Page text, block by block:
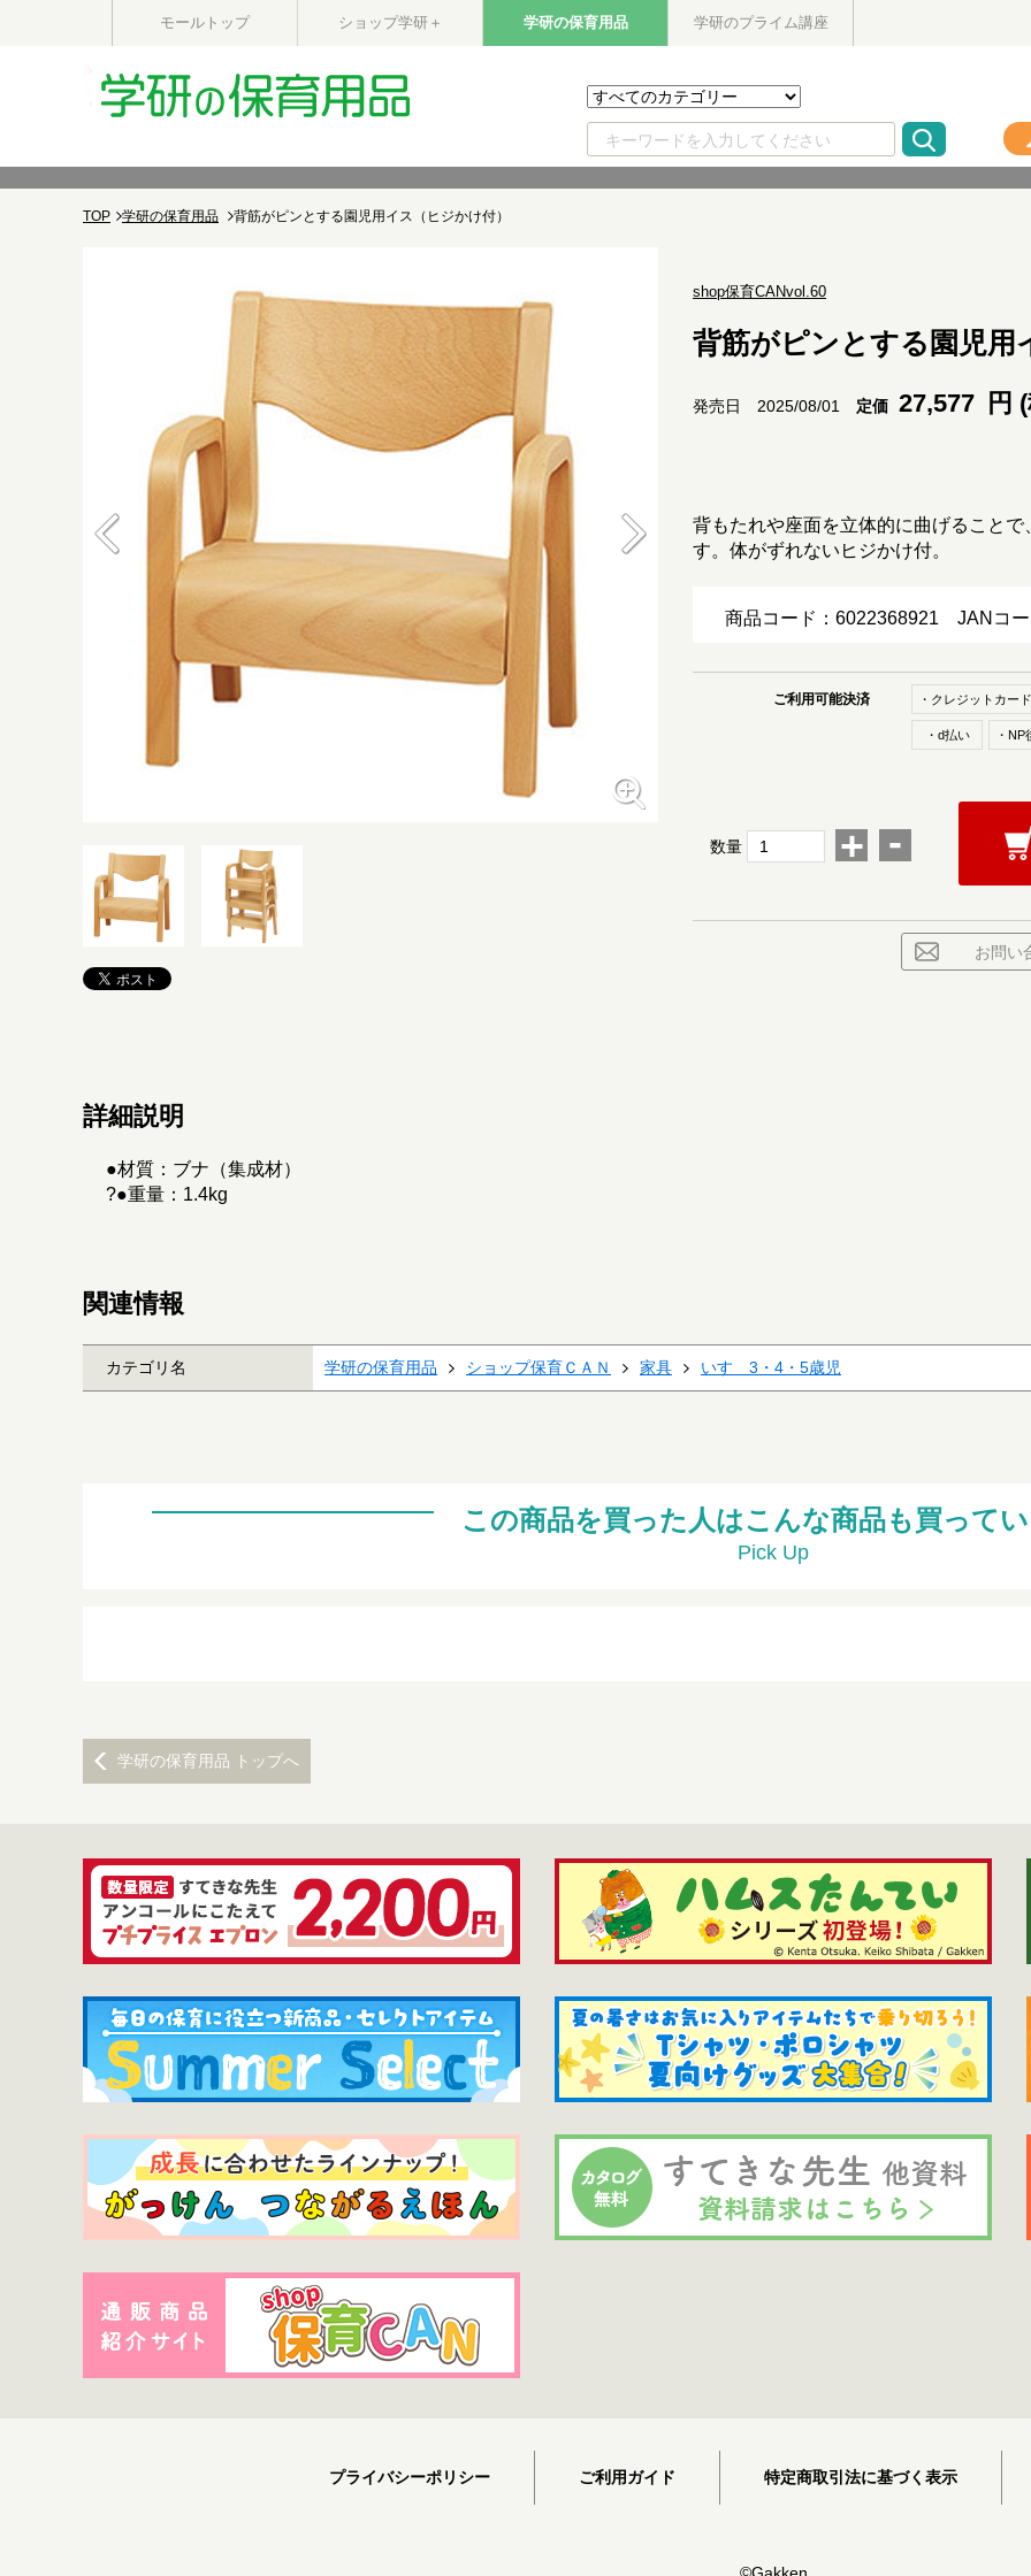
モールトップ ショップ学研＋ 学研の保育用品 学研のプライム講座
TOP 学研の保育用品 背筋がピンとする園児用イス（ヒジかけ付）
shop保育CANvol.60
背筋がピンとする園児用
発売日 2025/08/01 定価 27,577 円
背もたれや座面を立体的に曲げること
す。体がずれないヒジかけ付。
商品コード：6022368921 JANコ
ご利用可能決済 ・クレジットカード
・d払い ・NP
数量 + -
お問い
詳細説明
●材質：ブナ（集成材）
?●重量：1.4kg
関連情報
カテゴリ名 学研の保育用品 ショップ保育ＣＡＮ 家具 いす 3・4・5歳児
この商品を買った人はこんな商品も買って
Pick Up
学研の保育用品 トップへ
プライバシーポリシー ご利用ガイド 特定商取引法に基づく表示